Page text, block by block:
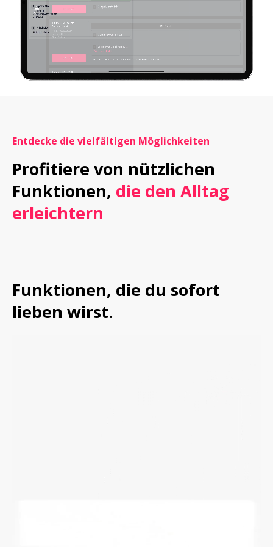
Entdecke die vielfältigen Möglichkeiten
Profitiere von nützlichen
Funktionen, die den Alltag
erleichtern
Funktionen, die du sofort
lieben wirst.